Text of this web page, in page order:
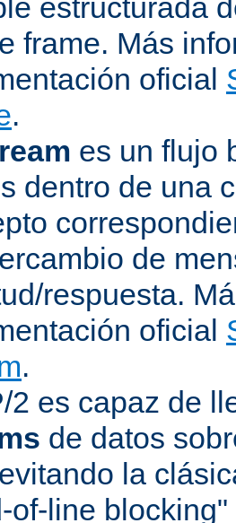
estructurada
frame. Más
oficial
.
es un flujo
dentro de una
de
respuesta.
oficial
.
2 es capaz de
de datos
la
of-line